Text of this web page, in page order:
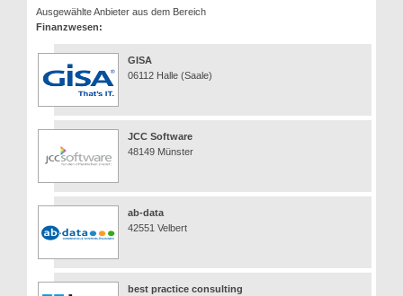
Ausgewählte Anbieter aus dem Bereich
Finanzwesen:
GISA
06112 Halle (Saale)
JCC Software
48149 Münster
ab-data
42551 Velbert
best practice consulting